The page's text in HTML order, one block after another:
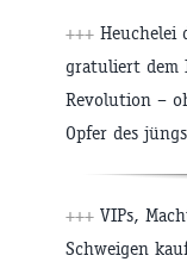
+++ Heuchelei
gratuliert dem
Revolution –
Opfer des
+++ VIPs,
Schweigen